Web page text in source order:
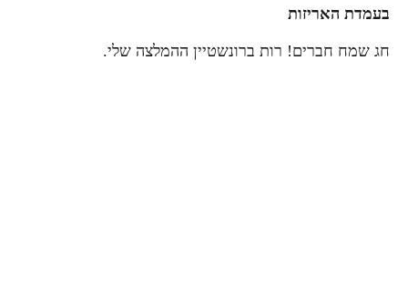
בעמדת האריזות
חג שמח חברים! רות ברונשטיין ההמלצה שלי.